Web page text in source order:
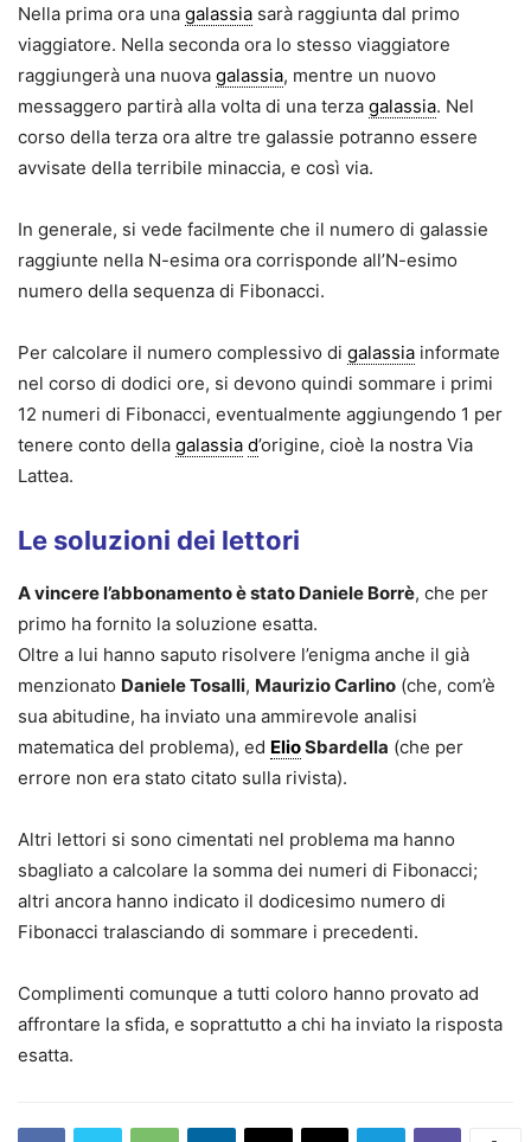
Nella prima ora una galassia sarà raggiunta dal primo
viaggiatore. Nella seconda ora lo stesso viaggiatore
raggiungerà una nuova galassia, mentre un nuovo
messaggero partirà alla volta di una terza galassia. Nel
corso della terza ora altre tre galassie potranno essere
avvisate della terribile minaccia, e così via.
In generale, si vede facilmente che il numero di galassie
raggiunte nella N-esima ora corrisponde all’N-esimo
numero della sequenza di Fibonacci.
Per calcolare il numero complessivo di galassia informate
nel corso di dodici ore, si devono quindi sommare i primi
12 numeri di Fibonacci, eventualmente aggiungendo 1 per
tenere conto della galassia d’origine, cioè la nostra Via
Lattea.
Le soluzioni dei lettori
A vincere l’abbonamento è stato Daniele Borrè, che per
primo ha fornito la soluzione esatta.
Oltre a lui hanno saputo risolvere l’enigma anche il già
menzionato Daniele Tosalli, Maurizio Carlino (che, com’è
sua abitudine, ha inviato una ammirevole analisi
matematica del problema), ed ElioSbardella (che per
errore non era stato citato sulla rivista).
Altri lettori si sono cimentati nel problema ma hanno
sbagliato a calcolare la somma dei numeri di Fibonacci;
altri ancora hanno indicato il dodicesimo numero di
Fibonacci tralasciando di sommare i precedenti.
Complimenti comunque a tutti coloro hanno provato ad
affrontare la sfida, e soprattutto a chi ha inviato la risposta
esatta.